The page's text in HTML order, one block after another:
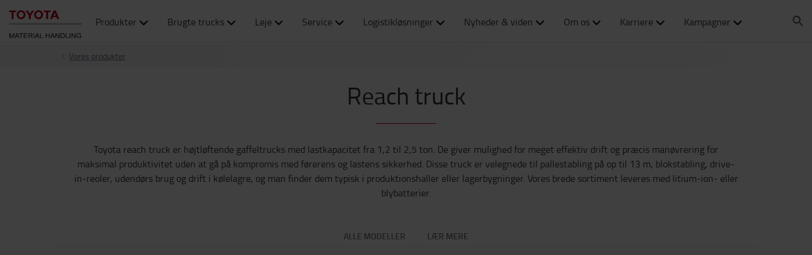
Produkter Brugte trucks Leje Service Logistikløsninger Nyheder & viden Om os Karriere Kampagner
Vores produkter
Reach truck
Toyota reach truck er højtløftende gaffeltrucks med lastkapacitet fra 1,2 til 2,5 ton. De giver mulighed for meget effektiv drift og præcis manøvrering for
maksimal produktivitet uden at gå på kompromis med førerens og lastens sikkerhed. Disse truck er velegnede til pallestabling på op til 13 m, blokstabling, drive-
in-reoler, udendørs brug og drift i kølelagre, og man finder dem typisk i produktionshaller eller lagerbygninger. Vores brede sortiment leveres med litium-ion- eller
blybatterier.
ALLE MODELLER LÆR MERE